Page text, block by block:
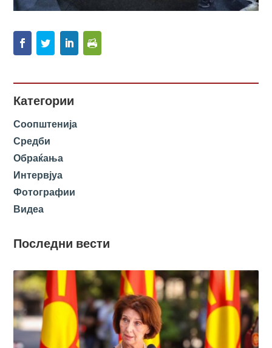
Категории
Соопштенија
Средби
Обраќања
Интервјуа
Фотографии
Видеа
Последни вести